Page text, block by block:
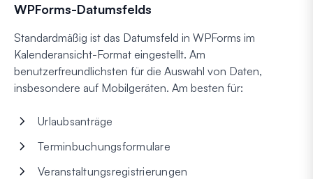
WPForms-Datumsfelds
Standardmäßig ist das Datumsfeld in WPForms im
Kalenderansicht-Format eingestellt. Am
benutzerfreundlichsten für die Auswahl von Daten,
insbesondere auf Mobilgeräten. Am besten für:
Urlaubsanträge
Terminbuchungsformulare
Veranstaltungsregistrierungen